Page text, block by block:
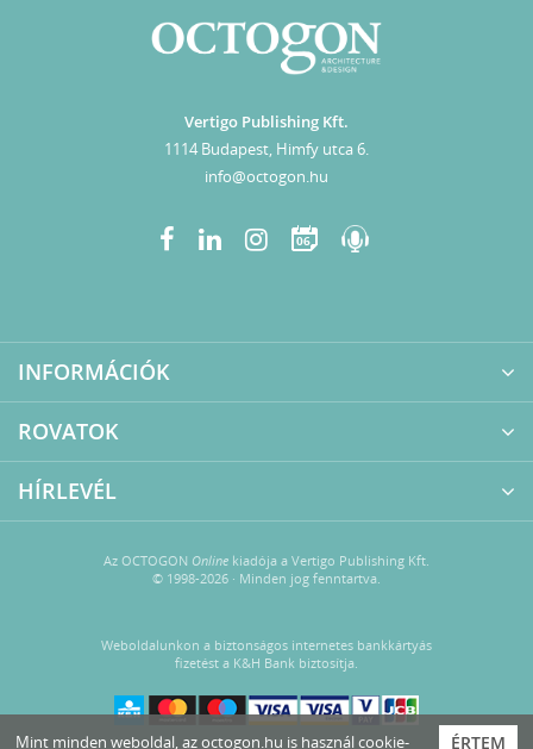
Vertigo Publishing Kft.
1114 Budapest, Himfy utca 6.
info@octogon.hu
06
INFORMÁCIÓK
ROVATOK
HÍRLEVÉL
Az OCTOGON Online kiadója a Vertigo Publishing Kft.
© 1998-2026 · Minden jog fenntartva.
Weboldalunkon a biztonságos internetes bankkártyás
fizetést a K&H Bank biztosítja.
ÉRTEM
Mint minden weboldal, az octogon.hu is használ cookie-